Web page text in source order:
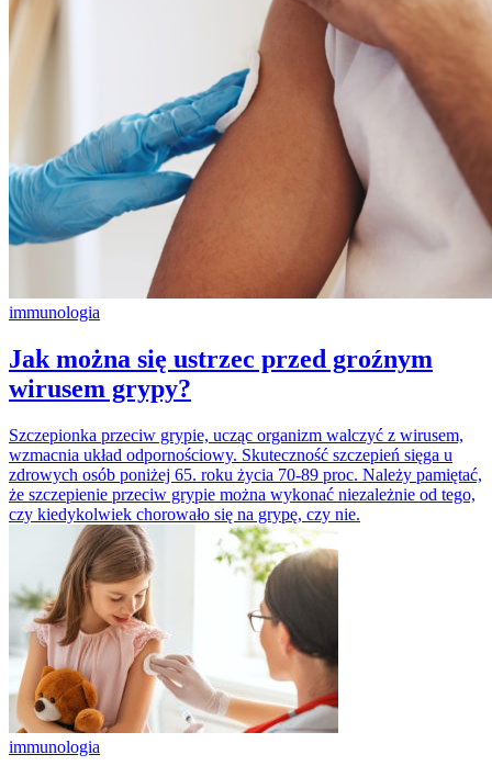
immunologia
Jak można się ustrzec przed groźnym
wirusem grypy?
Szczepionka przeciw grypie, ucząc organizm walczyć z wirusem,
wzmacnia układ odpornościowy. Skuteczność szczepień sięga u
zdrowych osób poniżej 65. roku życia 70-89 proc. Należy pamiętać,
że szczepienie przeciw grypie można wykonać niezależnie od tego,
czy kiedykolwiek chorowało się na grypę, czy nie.
immunologia